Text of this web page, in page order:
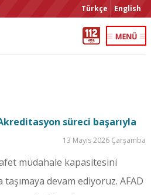
Türkçe English
süreci başarıyla
13 Mayıs 2026 Çarşamba
müdahale kapasitesini
devam ediyoruz. AFAD